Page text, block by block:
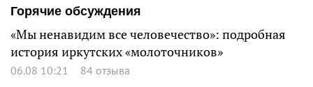
Горячие обсуждения
«Мы ненавидим все человечество»: подробная
история иркутских «молоточников»
06.08 10:21 84 отзыва